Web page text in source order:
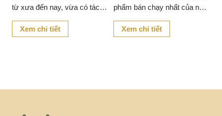
từ xưa đến nay, vừa có tác
dụng tăng tính thẩm mỹ cho
không gian trang trí nội-ngoại
Xem chi tiết
phẩm bán chạy nhất của nhà
Mây Việt với thết kế chất liệu
bằng sắt chắc chắn độ rộng
Xem chi tiết